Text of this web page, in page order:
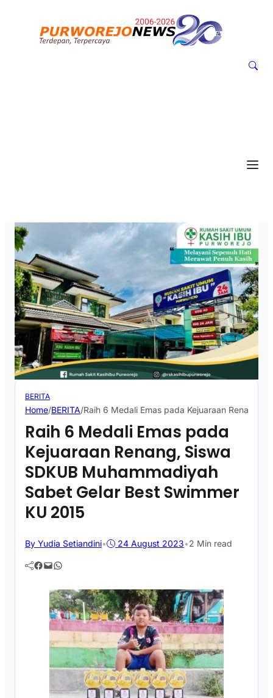
BERITA
Home/BERITA/Raih 6 Medali Emas pada Kejuaraan Renang,
Raih 6 Medali Emas pada
Kejuaraan Renang, Siswa
SDKUB Muhammadiyah
Sabet Gelar Best Swimmer
KU 2015
By Yudia Setiandini• 24 August 2023•2 Min read
Facebook Mail WhatsApp